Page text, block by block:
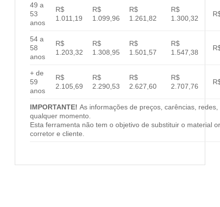
49 a
53
anos
R$
1.011,19
R$
1.099,96
R$
1.261,82
R$
1.300,32
54 a
58
anos
R$
1.203,32
R$
1.308,95
R$
1.501,57
R$
1.547,38
+ de
59
anos
R$
2.105,69
R$
2.290,53
R$
2.627,60
R$
2.707,76
IMPORTANTE! As informações de preços, carências,
qualquer momento.
Esta ferramenta não tem o objetivo de substituir o material
corretor e cliente.